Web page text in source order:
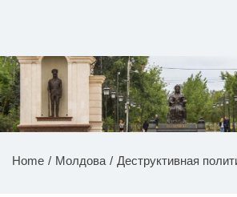
НОВОСТИ
Home Молдова Деструктивная